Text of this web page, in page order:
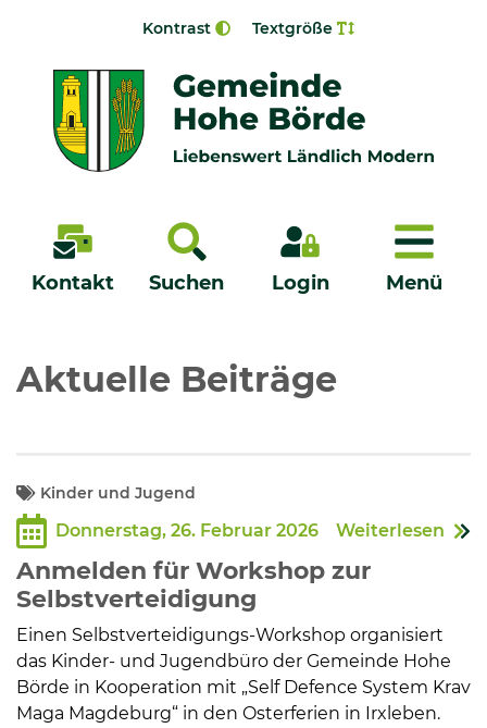
Kontrast Textgröße
Kontakt Suchen Login Menü
Menü
Neuigkeiten
Kommunalpolitik
Bildung und Soziales
Wirtschaft, Bauen, Verkehr
Aktuelle Beiträge
Kinder und Jugend
Donnerstag, 26. Februar 2026 Weiterlesen
Anmelden für Workshop zur
Selbstverteidigung
Einen Selbstverteidigungs-Workshop organisiert
das Kinder- und Jugendbüro der Gemeinde Hohe
Börde in Kooperation mit „Self Defence System Krav
Maga Magdeburg“ in den Osterferien in Irxleben.